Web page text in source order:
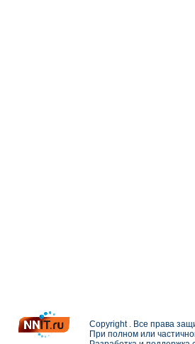
Copyright . Все права
При полном или